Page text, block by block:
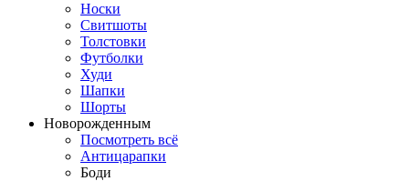
Носки
Свитшоты
Толстовки
Футболки
Худи
Шапки
Шорты
Новорожденным
Посмотреть всё
Антицарапки
Боди